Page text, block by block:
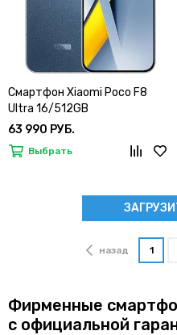
Смартфон Xiaomi Poco F8
Ultra 16/512GB
63 990 РУБ.
Выбрать
назад 1
Фирменные
с официальной